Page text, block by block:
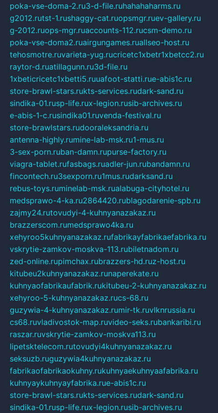
poka-vse-doma-2.ru3-d-file.ruhahahaharms.ru
g2012.rutst-1.rushaggy-cat.ruopsmgr.ruev-gallery.ru
g-2012.ruops-mgr.ruaccounts-112.rucsm-demo.ru
poka-vse-doma2.ruairgungames.ruallseo-host.ru
tehosmotre.ruvarieta-yug.rucricetc1xbetr1xbetcc2.ru
raytor-d.ruatillagunn.ru3d-file.ru
1xbeticricetc1xbetti5.ruuafoot-statti.rue-abis1c.ru
store-brawl-stars.rukts-services.rudark-sand.ru
sindika-01.rusp-life.rux-legion.rusib-archives.ru
e-abis-1-c.rusindika01.ruvenda-festival.ru
store-brawlstars.rudooraleksandria.ru
antenna-highly.rumine-lab-msk.ru1-mus.ru
3-sex-porn.ruban-damn.rupurse-factory.ru
viagra-tablet.rufasbags.ruadler-jun.rubandamn.ru
fincontech.ru3sexporn.ru1mus.rudarksand.ru
rebus-toys.ruminelab-msk.rualabuga-cityhotel.ru
medsprawo-4-ka.ru2864420.rublagodarenie-spb.ru
zajmy24.rutovudyi-4-kuhnyanazakaz.ru
brazzerscom.rumedsprawo4ka.ru
xehyroo5kuhnyanazakaz.rufabrikayfabrikaefabrika.ru
vskrytie-zamkov-moskva-113.rubiletnadom.ru
zed-online.rupimchax.rubrazzers-hd.ruz-host.ru
kitubeu2kuhnyanazakaz.runaperekate.ru
kuhnyaofabrikaufabrik.rukitubeu-2-kuhnyanazakaz.ru
xehyroo-5-kuhnyanazakaz.rucs-68.ru
guzywia-4-kuhnyanazakaz.rumir-tk.ruvlknrussia.ru
cs68.ruvladivostok-map.ruvideo-seks.rubankaribi.ru
raszar.ruvskrytie-zamkov-moskva113.ru
lipetsktelecom.rutovudyi4kuhnyanazakaz.ru
seksuzb.ruguzywia4kuhnyanazakaz.ru
fabrikaofabrikaokuhny.rukuhnyaekuhnyaafabrika.ru
kuhnyaykuhnyayfabrika.rue-abis1c.ru
store-brawl-stars.rukts-services.rudark-sand.ru
sindika-01.rusp-life.rux-legion.rusib-archives.ru